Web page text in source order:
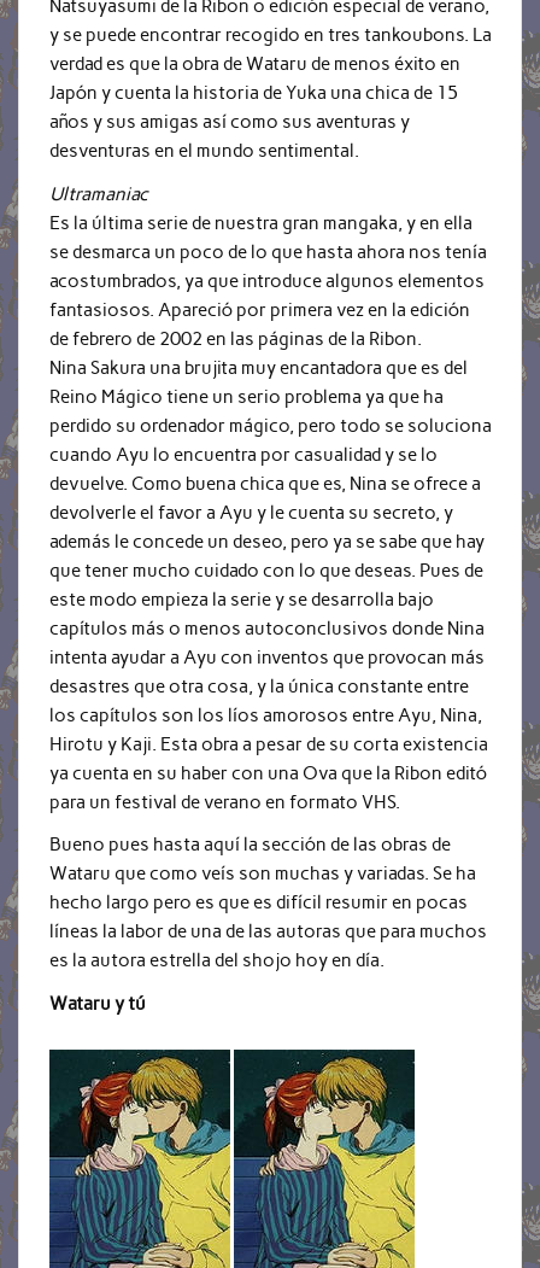
Natsuyasumi de la Ribon o edición especial de verano,
y se puede encontrar recogido en tres tankoubons. La
verdad es que la obra de Wataru de menos éxito en
Japón y cuenta la historia de Yuka una chica de 15
años y sus amigas así como sus aventuras y
desventuras en el mundo sentimental.
Ultramaniac
Es la última serie de nuestra gran mangaka, y en ella
se desmarca un poco de lo que hasta ahora nos tenía
acostumbrados, ya que introduce algunos elementos
fantasiosos. Apareció por primera vez en la edición
de febrero de 2002 en las páginas de la Ribon.
Nina Sakura una brujita muy encantadora que es del
Reino Mágico tiene un serio problema ya que ha
perdido su ordenador mágico, pero todo se soluciona
cuando Ayu lo encuentra por casualidad y se lo
devuelve. Como buena chica que es, Nina se ofrece a
devolverle el favor a Ayu y le cuenta su secreto, y
además le concede un deseo, pero ya se sabe que hay
que tener mucho cuidado con lo que deseas. Pues de
este modo empieza la serie y se desarrolla bajo
capítulos más o menos autoconclusivos donde Nina
intenta ayudar a Ayu con inventos que provocan más
desastres que otra cosa, y la única constante entre
los capítulos son los líos amorosos entre Ayu, Nina,
Hirotu y Kaji. Esta obra a pesar de su corta existencia
ya cuenta en su haber con una Ova que la Ribon editó
para un festival de verano en formato VHS.
Bueno pues hasta aquí la sección de las obras de
Wataru que como veís son muchas y variadas. Se ha
hecho largo pero es que es difícil resumir en pocas
líneas la labor de una de las autoras que para muchos
es la autora estrella del shojo hoy en día.
Wataru y tú